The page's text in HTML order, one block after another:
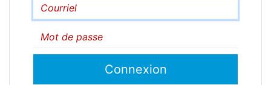
Courriel
Mot de passe